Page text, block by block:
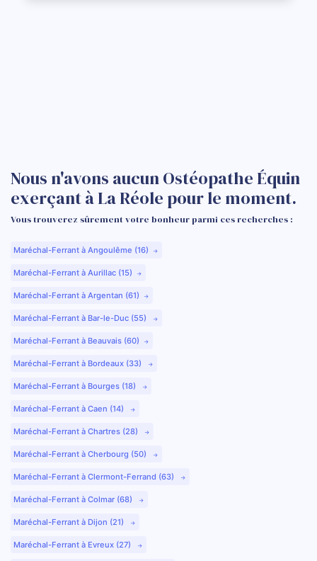
Nous n'avons aucun Ostéopathe Équin
exerçant à La Réole pour le moment.
Vous trouverez sûrement votre bonheur parmi ces recherches :
Maréchal-Ferrant à Angoulême (16)
Maréchal-Ferrant à Aurillac (15)
Maréchal-Ferrant à Argentan (61)
Maréchal-Ferrant à Bar-le-Duc (55)
Maréchal-Ferrant à Beauvais (60)
Maréchal-Ferrant à Bordeaux (33)
Maréchal-Ferrant à Bourges (18)
Maréchal-Ferrant à Caen (14)
Maréchal-Ferrant à Chartres (28)
Maréchal-Ferrant à Cherbourg (50)
Maréchal-Ferrant à Clermont-Ferrand (63)
Maréchal-Ferrant à Colmar (68)
Maréchal-Ferrant à Dijon (21)
Maréchal-Ferrant à Evreux (27)